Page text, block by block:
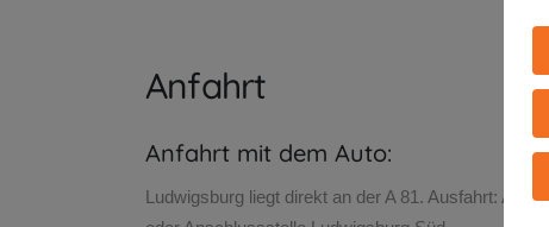
Anfahrt
Anfahrt mit dem Auto:
Ludwigsburg liegt direkt an der A 81. Ausfahrt: